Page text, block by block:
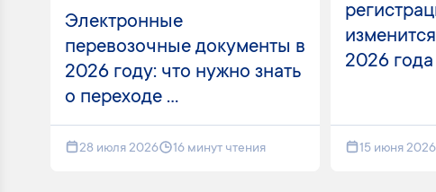
Электронные
перевозочные документы в
2026 году: что нужно знать
о переходе ...
28 июля 2026 16 минут чтения
2026 года
15 июня 2026